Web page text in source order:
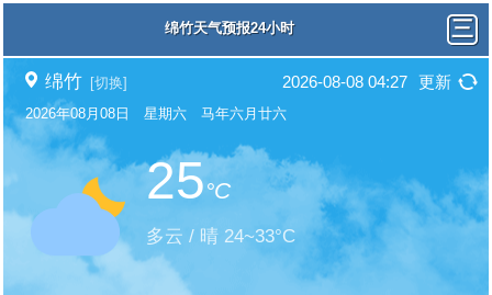
绵竹天气预报24小时
绵竹 [切换] 2026-08-08 04:27 更新
2026年08月08日 星期六 马年六月廿六
25°C
多云 / 晴 24~33°C